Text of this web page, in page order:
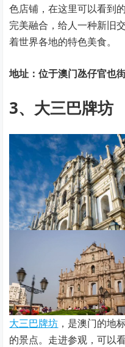
色店铺，在这里可以看到
完美融合，给人一种新旧
着世界各地的特色美食。
地址：位于澳门氹仔官也
3、大三巴牌坊
大三巴牌坊 ，是澳门的地
的景点。走进参观，可以